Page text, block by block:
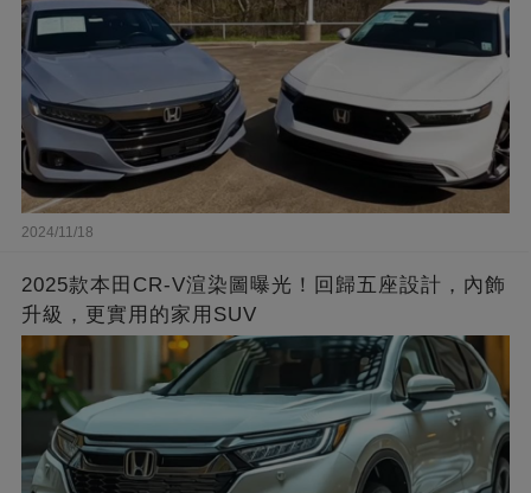
2024/11/18
2025款本田CR-V渲染圖曝光！回歸五座設計，內飾
升級，更實用的家用SUV